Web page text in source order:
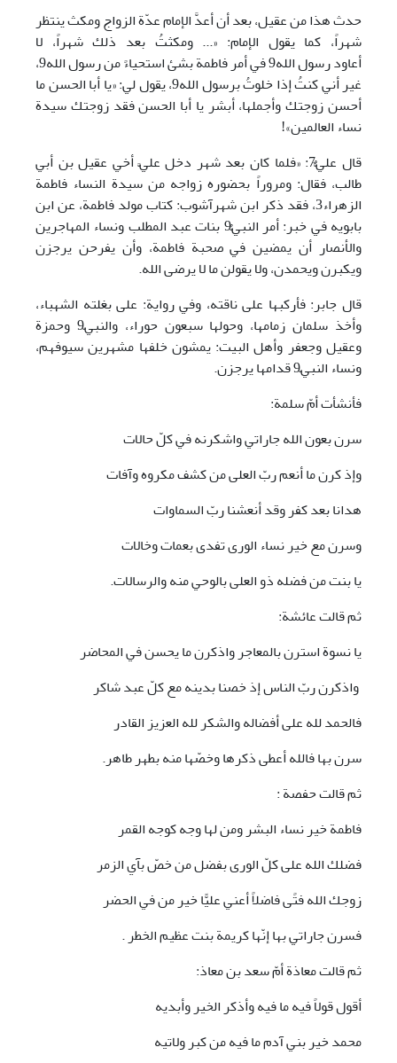
حدث هذا من عقيل، بعد أن أعدَّ الإمام عدّة الزواج ومكث ينتظر
شهراً، كما يقول الإمام: «... ومكثتُ بعد ذلك شهراً، لا
أعاود رسول الله9 في أمر فاطمة بشئ استحياءً من رسول الله9،
غير أني كنتُ إذا خلوتُ برسول الله9، يقول لي: «يا أبا الحسن ما
أحسن زوجتك وأجملها، أبشر يا أبا الحسن فقد زوجتك سيدة
نساء العالمين»!
قال عليٌّ7: «فلما كان بعد شهر دخل عليَّ أخي عقيل بن أبي
طالب، فقال: ومروراً بحضوره زواجه من سيدة النساء فاطمة
الزهراء3، فقد ذكر ابن شهرآشوب: كتاب مولد فاطمة، عن ابن
بابويه في خبر: أمر النبيُّ9 بنات عبد المطلب ونساء المهاجرين
والأنصار أن يمضين في صحبة فاطمة، وأن يفرحن يرجزن
ويكبرن ويحمدن، ولا يقولن ما لا يرضی الله.
قال جابر: فأركبها على ناقته، وفي رواية: على بغلته الشهباء،
وأخذ سلمان زمامها، وحولها سبعون حوراء، والنبيّ9 وحمزة
وعقيل وجعفر وأهل البيت: يمشون خلفها مشهرين سيوفهم،
ونساء النبيّ9 قدامها يرجزن.
فأنشأت أمّ سلمة:
سرن بعون الله جاراتي واشكرنه في كلّ حالات
وإذ كرن ما أنعم ربّ العلى من كشف مكروه وآفات
هدانا بعد كفر وقد أنعشنا ربّ السماوات
وسرن مع خير نساء الورى تفدى بعمات وخالات
يا بنت من فضله ذو العلى بالوحي منه والرسالات.
ثم قالت عائشة:
يا نسوة استرن بالمعاجر واذكرن ما يحسن في المحاضر
واذكرن ربّ الناس إذ خصنا بدينه مع كلّ عبد شاكر
فالحمد لله على أفضاله والشكر لله العزيز القادر
سرن بها فالله أعطى ذكرها وخصّها منه بطهر طاهر.
ثم قالت حفصة :
فاطمة خير نساء البشر ومن لها وجه كوجه القمر
فضلك الله على كلّ الورى بفضل من خصّ بآي الزمر
زوجك الله فتًى فاضلاً أعني عليًّا خير من في الحضر
فسرن جاراتي بها إنّها كريمة بنت عظيم الخطر .
ثم قالت معاذة أمّ سعد بن معاذ:
أقول قولاً فيه ما فيه وأذكر الخير وأبديه
محمد خير بني آدم ما فيه من كبر ولاتيه